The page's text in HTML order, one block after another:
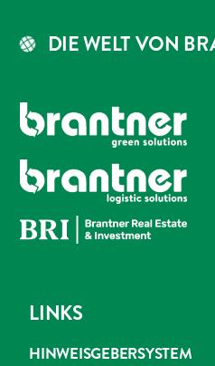
DIE WELT VON
LINKS
HINWEISGEBERSYSTEM